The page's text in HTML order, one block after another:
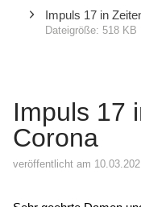
Impuls 17
Corona
veröffentlicht am
Impuls 17 in
518 KB